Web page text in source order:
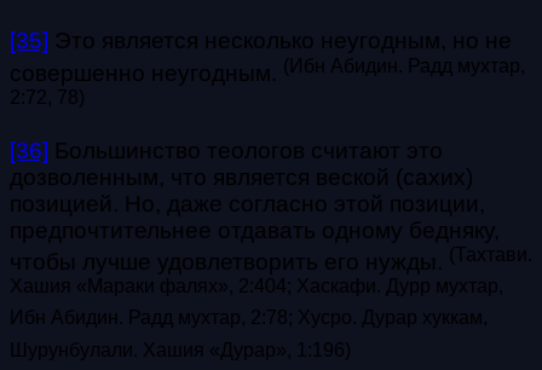
[35] Это является несколько неугодным, но не
совершенно неугодным. (Ибн Абидин. Радд мухтар,
2:72, 78)
[36] Большинство теологов считают это
дозволенным, что является веской (сахих)
позицией. Но, даже согласно этой позиции,
предпочтительнее отдавать одному бедняку,
чтобы лучше удовлетворить его нужды. (Тахтави.
Хашия «Мараки фалях», 2:404; Хаскафи. Дурр мухтар,
Ибн Абидин. Радд мухтар, 2:78; Хусро. Дурар хуккам,
Шурунбулали. Хашия «Дурар», 1:196)